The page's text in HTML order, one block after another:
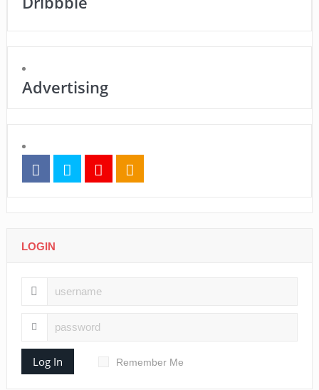
Advertising
LOGIN
Log In Remember Me